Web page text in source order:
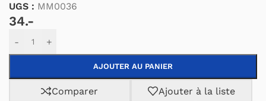
UGS : MM0036
34.-
- +
AJOUTER AU PANIER
Alternative:
Comparer Ajouter à la liste